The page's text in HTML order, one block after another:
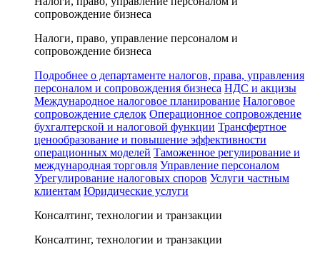
сопровождение бизнеса
Налоги, право, управление персоналом и
сопровождение бизнеса
Подробнее о департаменте налогов, права, управления
персоналом и сопровождения бизнеса НДС и акцизы
Международное налоговое планирование Налоговое
сопровождение сделок Операционное сопровождение
бухгалтерской и налоговой функции Трансфертное
ценообразование и повышение эффективности
операционных моделей Таможенное регулирование и
международная торговля Управление персоналом
Урегулирование налоговых споров Услуги частным
клиентам Юридические услуги
Консалтинг, технологии и транзакции
Консалтинг, технологии и транзакции